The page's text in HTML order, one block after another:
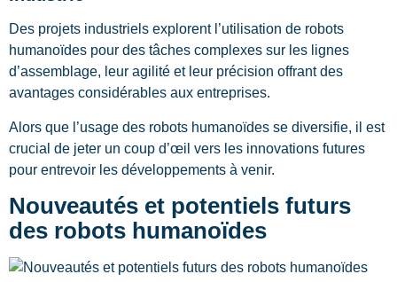
Des projets industriels explorent l’utilisation de robots
humanoïdes pour des tâches complexes sur les lignes
d’assemblage, leur agilité et leur précision offrant des
avantages considérables aux entreprises.
Alors que l’usage des robots humanoïdes se diversifie, il est
crucial de jeter un coup d’œil vers les innovations futures
pour entrevoir les développements à venir.
Nouveautés et potentiels futurs
des robots humanoïdes